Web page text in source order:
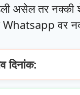
असेल तर नक्की
Whatsapp वर
दिनांक: